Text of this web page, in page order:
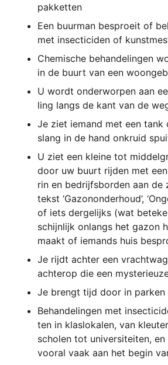
pakketten
Een buur­man bespro­eit of
met insec­ti­ci­den of
Che­mi­sche behan­de­lin­gen
in de buurt van een
U wordt onder­wor­pen aan
ling langs de kant van de
Je ziet iemand met een tank
slang in de hand onkruid
U ziet een klei­ne tot
door uw buurt rij­den met
rin en bedri­jfs­bor­den aan de
tekst ‘Gazo­non­der­houd’,
of iets der­ge­li­jks (wat
schi­jn­li­jk onlangs het gazon
ma­akt of iemands huis
Je rijdt ach­ter een
acht­erop die een
Je brengt tijd door in
Behan­de­lin­gen met
ten in klas­lo­ka­len, van
scho­len tot uni­ver­si­tei­ten, en
vooral vaak aan het begin